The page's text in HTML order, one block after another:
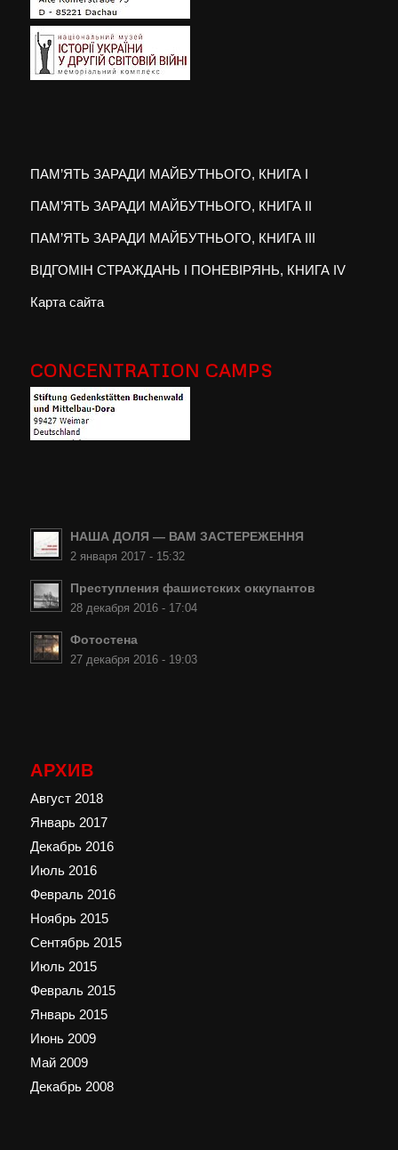
ПАМ’ЯТЬ ЗАРАДИ МАЙБУТНЬОГО, КНИГА I
ПАМ’ЯТЬ ЗАРАДИ МАЙБУТНЬОГО, КНИГА II
ПАМ’ЯТЬ ЗАРАДИ МАЙБУТНЬОГО, КНИГА III
ВІДГОМІН СТРАЖДАНЬ І ПОНЕВІРЯНЬ, КНИГА IV
Карта сайта
CONCENTRATION CAMPS
НАША ДОЛЯ — ВАМ ЗАСТЕРЕЖЕННЯ
2 января 2017 - 15:32
Преступления фашистских оккупантов
28 декабря 2016 - 17:04
Фотостена
27 декабря 2016 - 19:03
АРХИВ
Август 2018
Январь 2017
Декабрь 2016
Июль 2016
Февраль 2016
Ноябрь 2015
Сентябрь 2015
Июль 2015
Февраль 2015
Январь 2015
Июнь 2009
Май 2009
Декабрь 2008